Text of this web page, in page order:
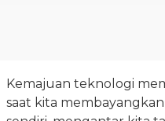
Kemajuan teknologi
saat kita